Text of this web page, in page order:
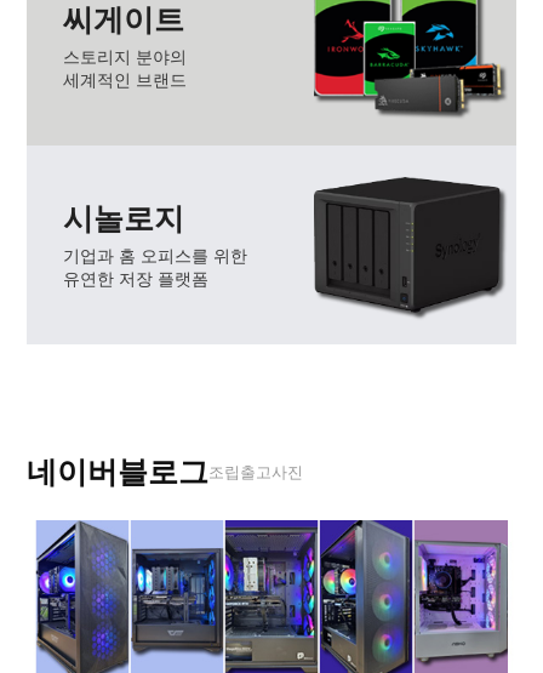
씨게이트
스토리지 분야의
세계적인 브랜드
시놀로지
기업과 홈 오피스를 위한
유연한 저장 플랫폼
네이버블로그조립출고사진